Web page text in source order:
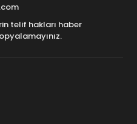
telif hakları haber